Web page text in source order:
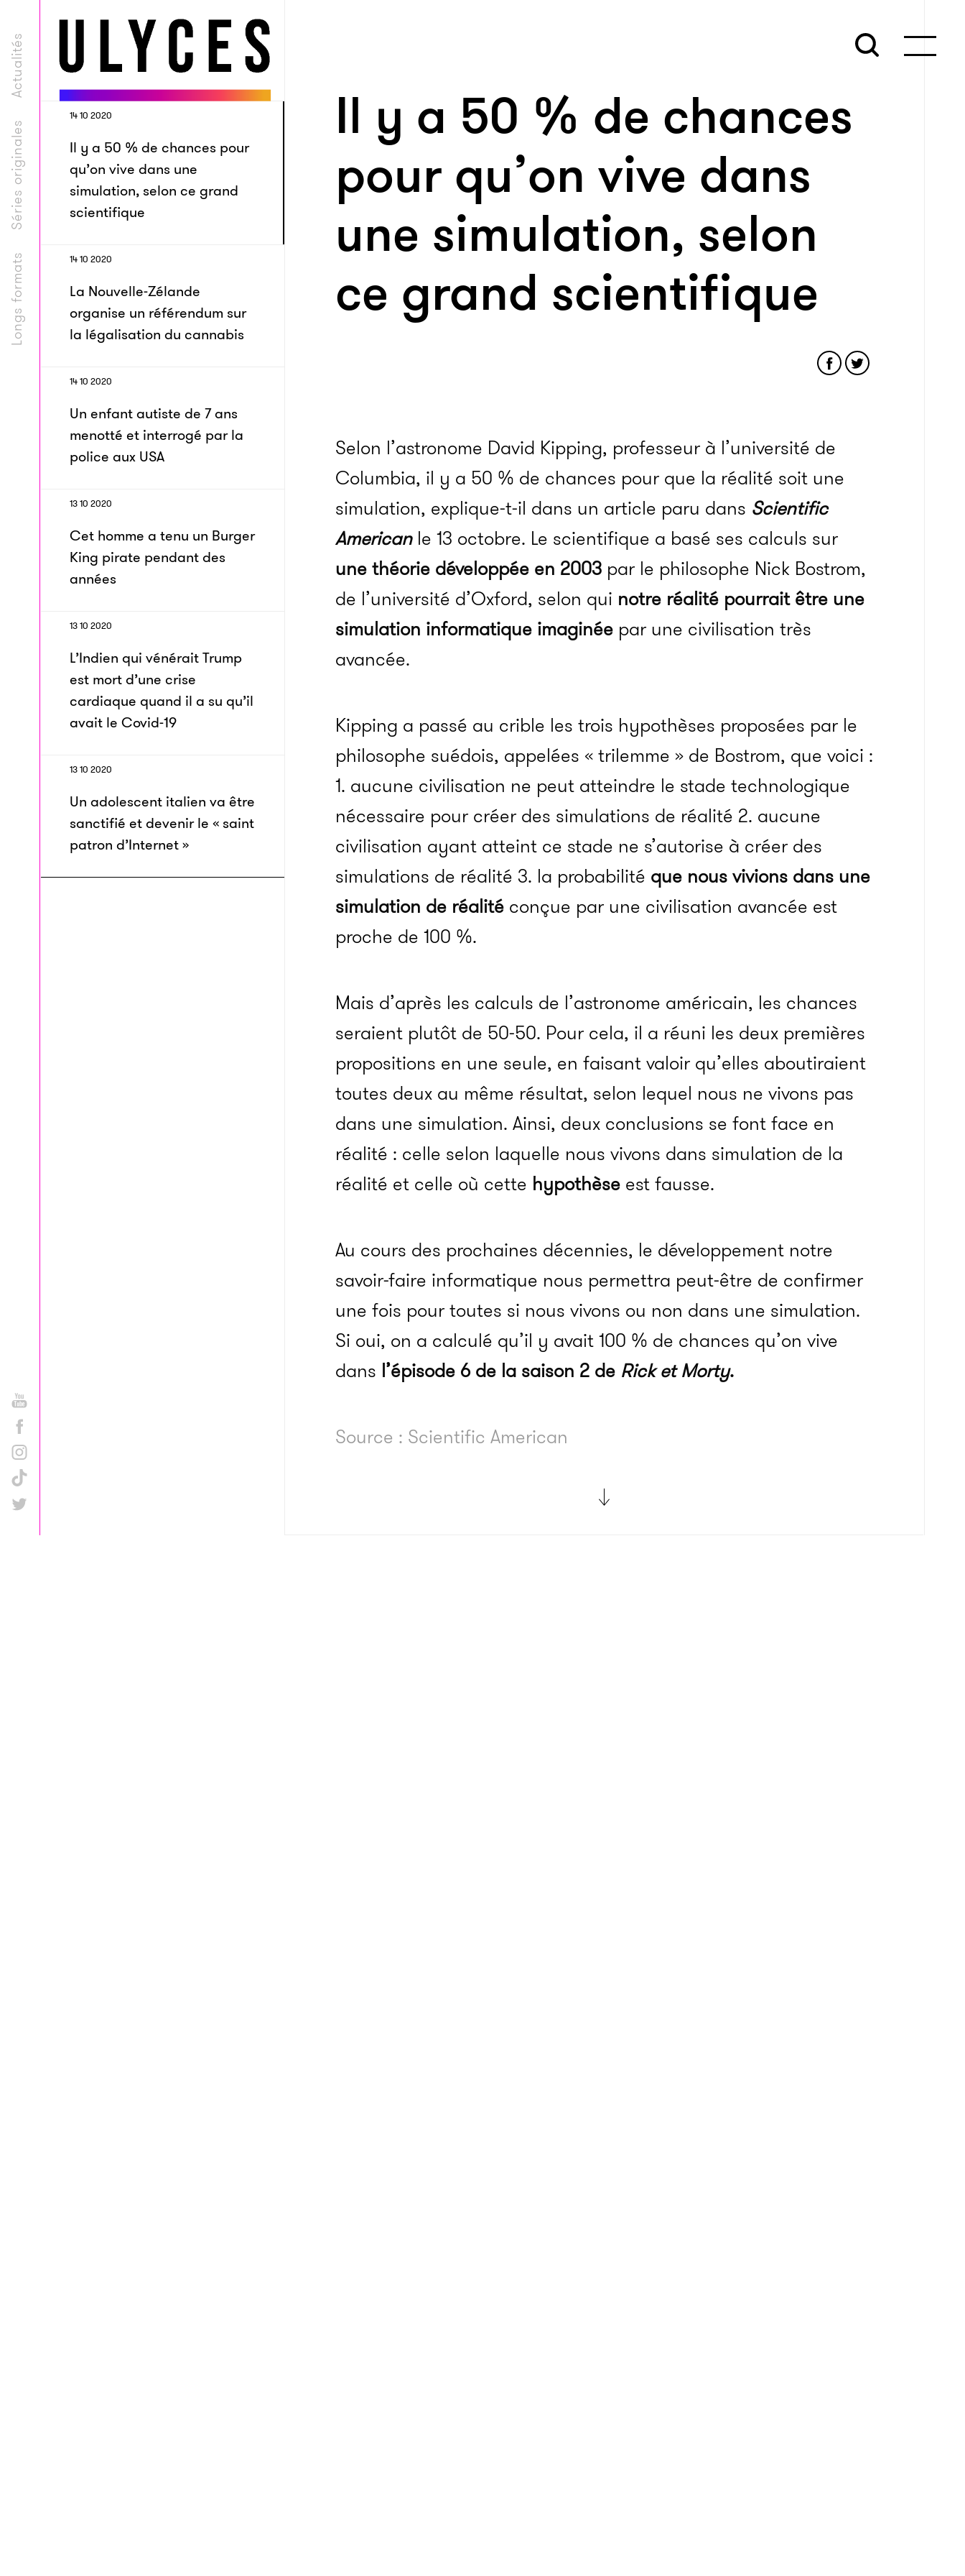
Longs formats
Séries originales
Actualités
14 10 2020
Il y a 50 % de chances pour
qu’on vive dans une
simulation, selon ce grand
scientifique
14 10 2020
La Nouvelle-Zélande
organise un référendum sur
la légalisation du cannabis
14 10 2020
Un enfant autiste de 7 ans
menotté et interrogé par la
police aux USA
13 10 2020
Cet homme a tenu un Burger
King pirate pendant des
années
13 10 2020
L’Indien qui vénérait Trump
est mort d’une crise
cardiaque quand il a su qu’il
avait le Covid-19
13 10 2020
Un adolescent italien va être
sanctifié et devenir le « saint
patron d’Internet »
Il y a 50 % de chances
pour qu’on vive dans
une simulation, selon
ce grand scientifique
Selon l’astronome David Kipping, professeur à l’université de
Columbia, il y a 50 % de chances pour que la réalité soit une
simulation, explique-t-il dans un article paru dans Scientific
American le 13 octobre. Le scientifique a basé ses calculs sur
une théorie développée en 2003 par le philosophe Nick Bostrom,
de l’université d’Oxford, selon qui notre réalité pourrait être une
simulation informatique imaginée par une civilisation très
avancée.
Kipping a passé au crible les trois hypothèses proposées par le
philosophe suédois, appelées « trilemme » de Bostrom, que voici :
1. aucune civilisation ne peut atteindre le stade technologique
nécessaire pour créer des simulations de réalité 2. aucune
civilisation ayant atteint ce stade ne s’autorise à créer des
simulations de réalité 3. la probabilité que nous vivions dans une
simulation de réalité conçue par une civilisation avancée est
proche de 100 %.
Mais d’après les calculs de l’astronome américain, les chances
seraient plutôt de 50-50. Pour cela, il a réuni les deux premières
propositions en une seule, en faisant valoir qu’elles aboutiraient
toutes deux au même résultat, selon lequel nous ne vivons pas
dans une simulation. Ainsi, deux conclusions se font face en
réalité : celle selon laquelle nous vivons dans simulation de la
réalité et celle où cette hypothèse est fausse.
Au cours des prochaines décennies, le développement notre
savoir-faire informatique nous permettra peut-être de confirmer
une fois pour toutes si nous vivons ou non dans une simulation.
Si oui, on a calculé qu’il y avait 100 % de chances qu’on vive
dans l’épisode 6 de la saison 2 de Rick et Morty.
Source : Scientific American